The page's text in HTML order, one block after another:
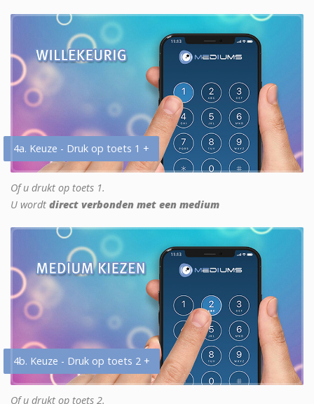
4a. Keuze - Druk op toets 1 +
Of u drukt op toets 1.
U wordt direct verbonden met een medium
4b. Keuze - Druk op toets 2 +
Of u drukt op toets 2.